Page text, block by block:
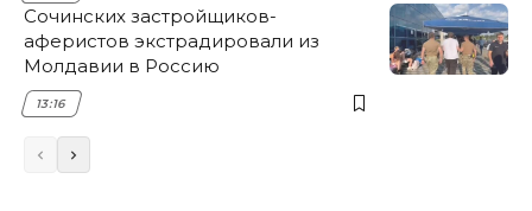
Сочинских застройщиков-
аферистов экстрадировали из
Молдавии в Россию
13:16